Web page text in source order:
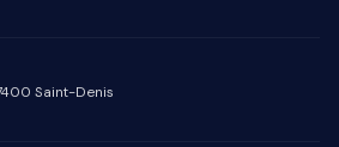
Saint-Denis